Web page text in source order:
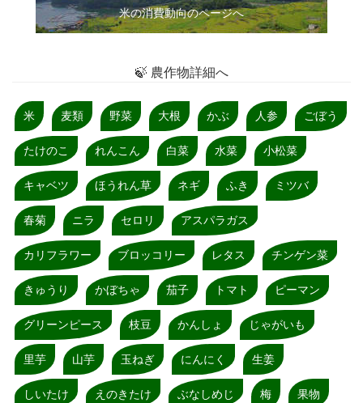
米の消費動向のページへ
🍃 農作物詳細へ
米 麦類 野菜 大根 かぶ 人参 ごぼう
たけのこ れんこん 白菜 水菜 小松菜
キャベツ ほうれん草 ネギ ふき ミツバ
春菊 ニラ セロリ アスパラガス
カリフラワー ブロッコリー レタス チンゲン菜
きゅうり かぼちゃ 茄子 トマト ピーマン
グリーンピース 枝豆 かんしょ じゃがいも
里芋 山芋 玉ねぎ にんにく 生姜
しいたけ えのきたけ ぶなしめじ 梅 果物